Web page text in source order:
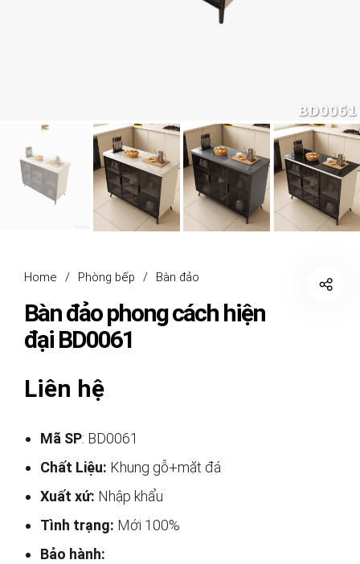
Home / Phòng bếp / Bàn đảo
Bàn đảo phong cách hiện
đại BD0061
Liên hệ
Mã SP: BD0061
Chất Liệu: Khung gỗ+mặt đá
Xuất xứ: Nhập khẩu
Tình trạng: Mới 100%
Bảo hành: